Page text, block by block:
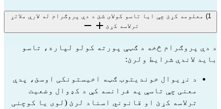
1) معلومه کړئ چې ایا تاسو کولای شئ د دې پروګرام له لارې ملاتړ
ترلاسه کړئ
باید لاندې شرایط ولرئ: